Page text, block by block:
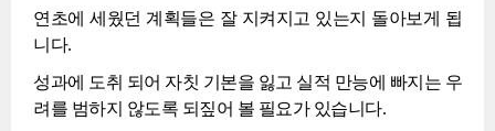
연초에 세웠던 계획들은 잘 지켜지고 있는지 돌아보게 됩
니다.
성과에 도취 되어 자칫 기본을 잃고 실적 만능에 빠지는 우
려를 범하지 않도록 되짚어 볼 필요가 있습니다.